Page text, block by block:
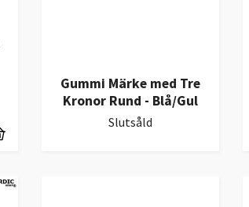
Gummi Märke med Tre
Kronor Rund - Blå/Gul
Slutsåld